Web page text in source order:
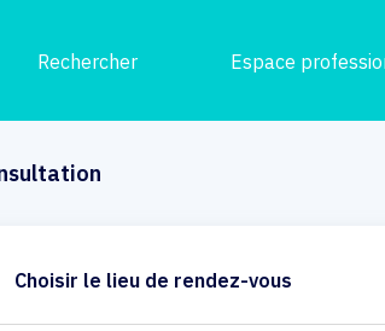
Rechercher Espace
Choisir le lieu de rendez-vous